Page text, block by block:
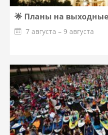
🌟 Планы на
7 августа – 9 августа